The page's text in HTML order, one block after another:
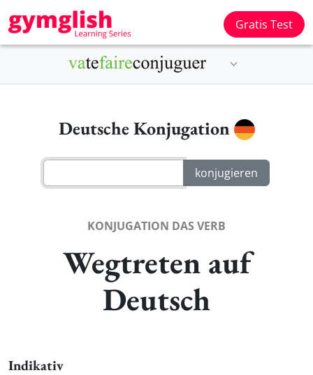
Gratis Test
Deutsche Konjugation
KONJUGATION DAS VERB
Wegtreten auf
Deutsch
Indikativ